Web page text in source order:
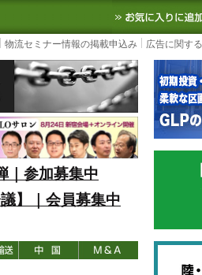
スサイト
3PL, SCMなど国内外の最新の物
物流セミナー情報の掲載申込み 広告に関す
｜参加募集中
】｜会員募集中